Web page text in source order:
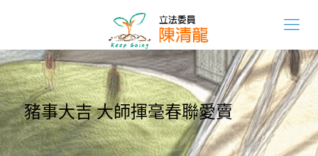
豬事大吉 大師揮毫春聯愛賣